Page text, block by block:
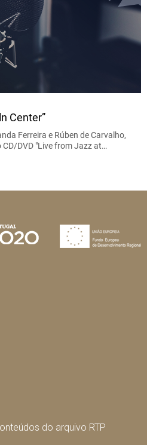
Center”
Ferreira e Rúben de Carvalho,
DVD "Live from Jazz at…
do arquivo RTP